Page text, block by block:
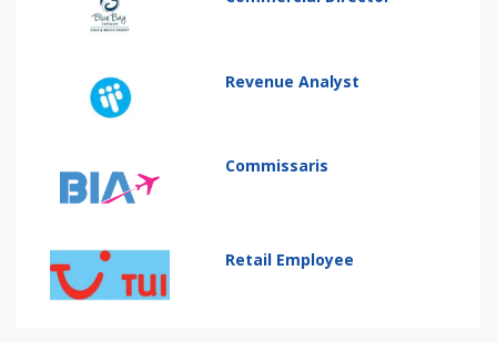
Revenue Analyst
Commissaris
Retail Employee